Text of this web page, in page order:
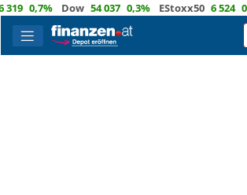
0,7% Dow 54 037 0,3% EStoxx50 6 524 0,3%